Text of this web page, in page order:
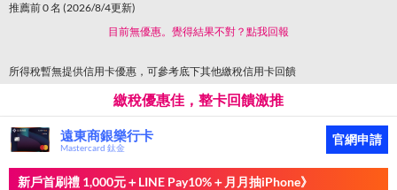
推薦前 0 名 (2026/8/4更新)
目前無優惠。覺得結果不對？點我回報
所得稅暫無提供信用卡優惠，可參考底下其他繳稅信用卡回饋
繳稅優惠佳，整卡回饋激推
遠東商銀樂行卡
Mastercard 鈦金
官網申請
新戶首刷禮 1,000元＋LINE Pay10%＋月月抽iPhone》